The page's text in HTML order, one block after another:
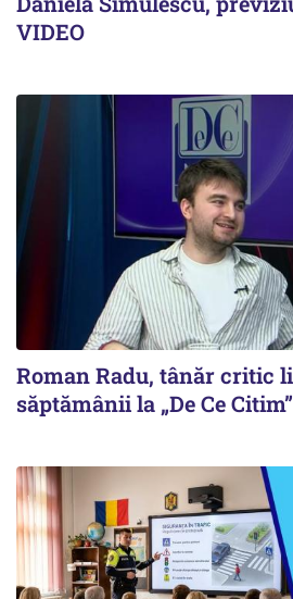
VIDEO
Roman Radu, tânăr critic
săptămânii la „De Ce